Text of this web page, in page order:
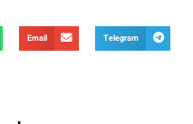
Telegram
Email